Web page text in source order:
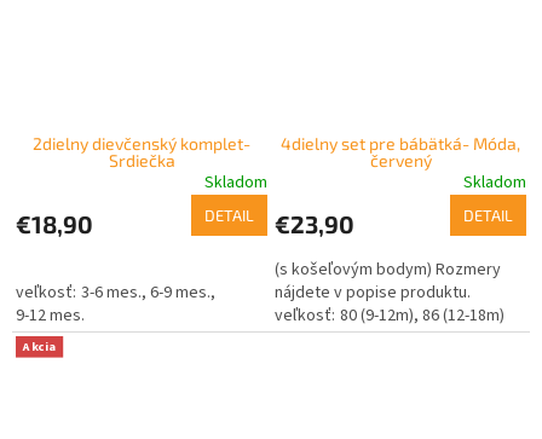
2dielny dievčenský komplet-
Srdiečka
Skladom
€18,90 DETAIL
3-6 mes. 6-9 mes.
9-12 mes.
4dielny set pre bábätká- Móda,
červený
Skladom
€23,90 DETAIL
(s košeľovým bodym) Rozmery
nájdete v popise produktu.
80 (9-12m) 86 (12-18m)
Akcia